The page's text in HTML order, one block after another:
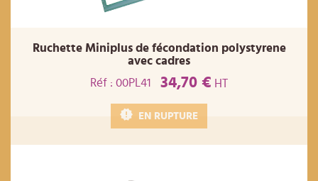
Ruchette Miniplus de fécondation polystyrene
avec cadres
Réf : 00PL41
34,70 € HT
EN RUPTURE